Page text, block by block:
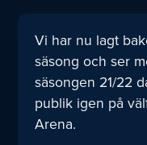
Vi har nu lagt
säsong och ser
säsongen 21/22
publik igen på
Arena.